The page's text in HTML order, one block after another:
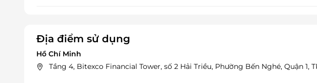
Địa điểm sử dụng
Hồ Chí Minh
Tầng 4, Bitexco Financial Tower, số 2 Hải Triều, Phường Bến Nghé, Quận 1,